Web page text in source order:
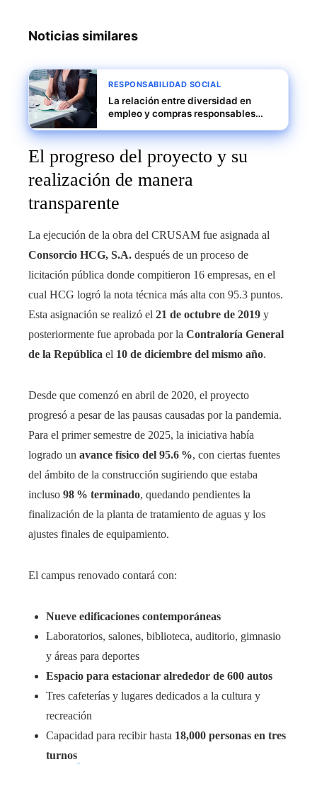
Noticias similares
RESPONSABILIDAD SOCIAL
La relación entre diversidad en
empleo y compras responsables
social empresarial en Estados
Unidos
El progreso del proyecto y su
realización de manera
transparente
La ejecución de la obra del CRUSAM fue asignada al
Consorcio HCG, S.A. después de un proceso de
licitación pública donde compitieron 16 empresas, en el
cual HCG logró la nota técnica más alta con 95.3 puntos.
Esta asignación se realizó el 21 de octubre de 2019 y
posteriormente fue aprobada por la Contraloría General
de la República el 10 de diciembre del mismo año.
Desde que comenzó en abril de 2020, el proyecto
progresó a pesar de las pausas causadas por la pandemia.
Para el primer semestre de 2025, la iniciativa había
logrado un avance físico del 95.6 %, con ciertas fuentes
del ámbito de la construcción sugiriendo que estaba
incluso 98 % terminado, quedando pendientes la
finalización de la planta de tratamiento de aguas y los
ajustes finales de equipamiento.
El campus renovado contará con:
Nueve edificaciones contemporáneas
Laboratorios, salones, biblioteca, auditorio, gimnasio
y áreas para deportes
Espacio para estacionar alrededor de 600 autos
Tres cafeterías y lugares dedicados a la cultura y
recreación
Capacidad para recibir hasta 18,000 personas en tres
turnos